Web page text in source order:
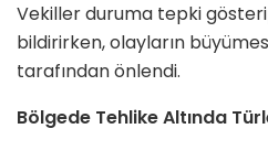
Vekiller duruma tepki
bildirirken, olayların
tarafından önlendi.
Bölgede Tehlike Altında